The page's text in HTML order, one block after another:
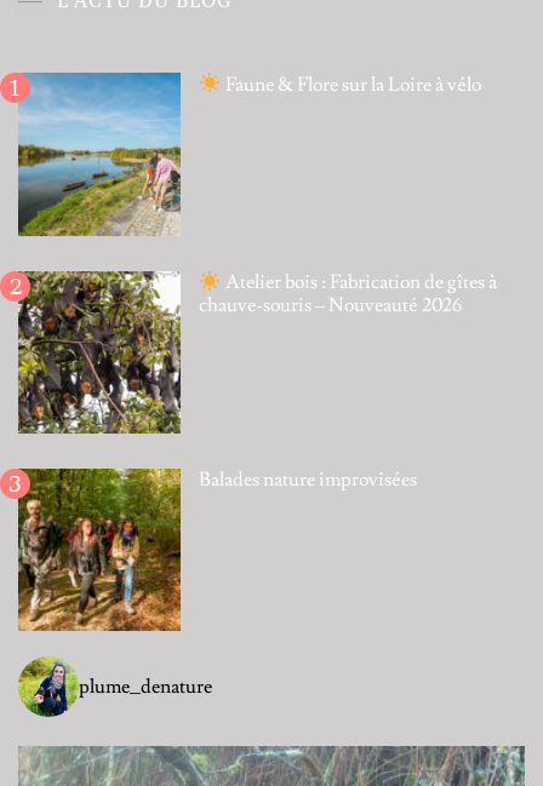
Faune & Flore sur la Loire à vélo
Atelier bois : Fabrication de gîtes à
chauve-souris – Nouveauté 2026
Balades nature improvisées
plume_denature